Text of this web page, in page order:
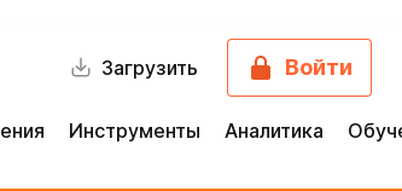
Загрузить Войти
Инструменты Аналитика